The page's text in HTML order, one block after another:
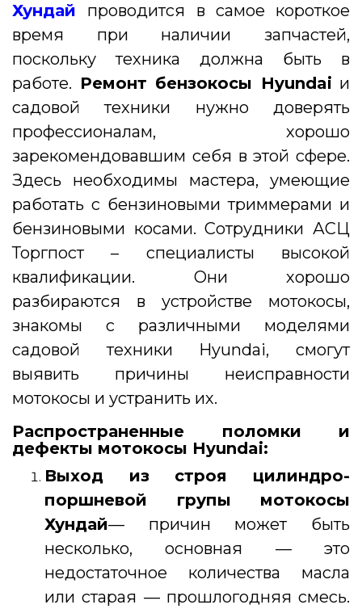
Хундай
проводится в самое короткое
время при наличии запчастей,
поскольку техника должна быть в
работе. Ремонт бензокосы Hyundai и
садовой техники нужно доверять
профессионалам, хорошо
зарекомендовавшим себя в этой сфере.
Здесь необходимы мастера, умеющие
работать с бензиновыми триммерами и
бензиновыми косами. Сотрудники АСЦ
Торгпост – специалисты высокой
квалификации. Они хорошо
разбираются в устройстве мотокосы,
знакомы с различными моделями
садовой техники Hyundai, смогут
выявить причины неисправности
мотокосы и устранить их.
Распространенные поломки и
дефекты мотокосы Hyundai:
Выход из строя цилиндро-
поршневой групы мотокосы
Хундай— причин может быть
несколько, основная — это
недостаточное количества масла
или старая — прошлогодняя смесь.